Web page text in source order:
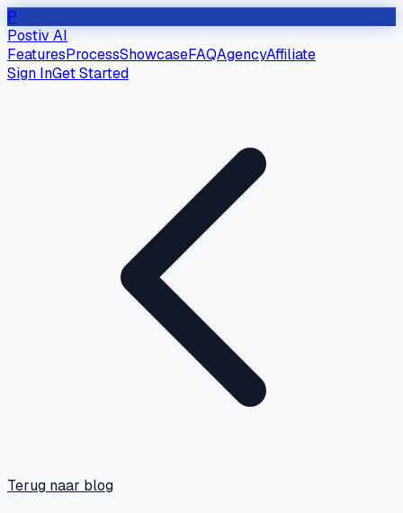
P
Postiv AI
FeaturesProcessShowcaseFAQAgencyAffiliate
Sign InGet Started
Terug naar blog